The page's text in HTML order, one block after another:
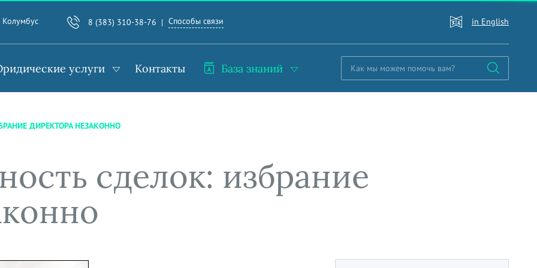
Колумбус 8 (383) 310-38-76 Способы связи in English
услуги Контакты База знаний
ДИРЕКТОРА НЕЗАКОННО
сделок: избрание